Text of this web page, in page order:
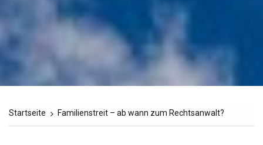
Startseite Familienstreit – ab wann zum Rechtsanwalt?